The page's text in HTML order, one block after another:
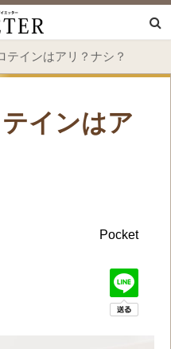
テインはアリ？ナシ？
インはア
Pocket